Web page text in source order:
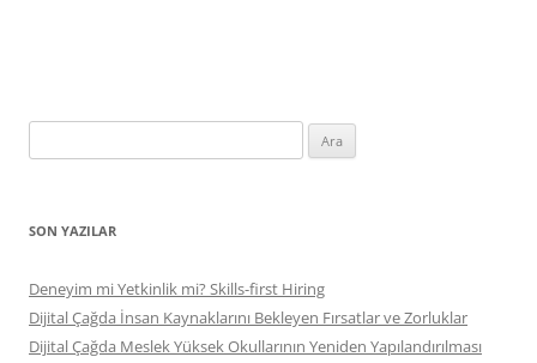
SON YAZILAR
Deneyim mi Yetkinlik mi? Skills-first Hiring
Dijital Çağda İnsan Kaynaklarını Bekleyen Fırsatlar ve Zorluklar
Dijital Çağda Meslek Yüksek Okullarının Yeniden Yapılandırılması